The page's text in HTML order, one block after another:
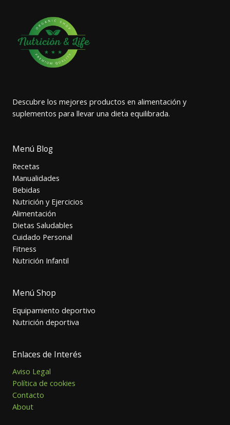
Descubre los mejores productos en alimentación y
suplementos para llevar una dieta equilibrada.
Menú Blog
Recetas
Manualidades
Bebidas
Nutrición y Ejercicios
Alimentación
Dietas Saludables
Cuidado Personal
Fitness
Nutrición Infantil
Menú Shop
Equipamiento deportivo
Nutrición deportiva
Enlaces de Interés
Aviso Legal
Política de cookies
Contacto
About